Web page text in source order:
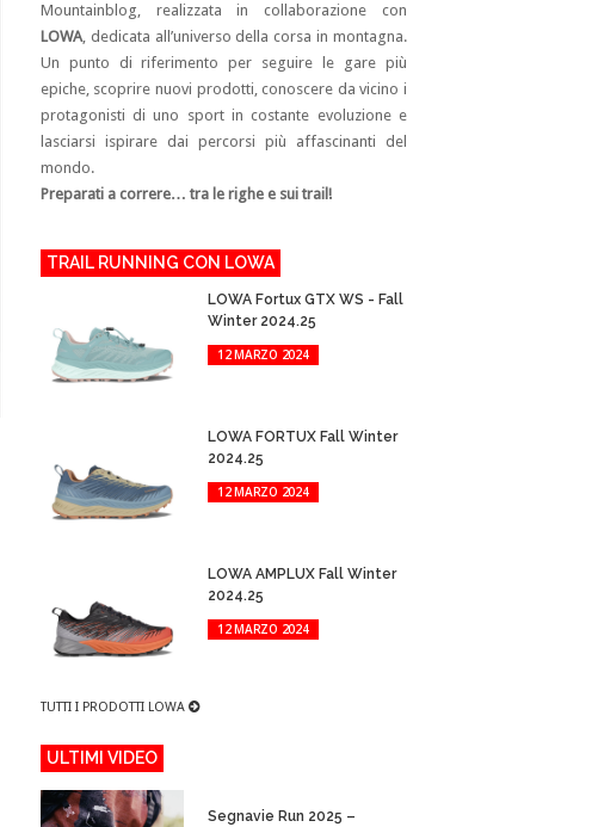
Mountainblog, realizzata in collaborazione con
LOWA, dedicata all’universo della corsa in montagna.
Un punto di riferimento per seguire le gare più
epiche, scoprire nuovi prodotti, conoscere da vicino i
protagonisti di uno sport in costante evoluzione e
lasciarsi ispirare dai percorsi più affascinanti del
mondo.
Preparati a correre… tra le righe e sui trail!
TRAIL RUNNING CON LOWA
LOWA Fortux GTX WS - Fall
Winter 2024.25
12 MARZO 2024
LOWA FORTUX Fall Winter
2024.25
12 MARZO 2024
LOWA AMPLUX Fall Winter
2024.25
12 MARZO 2024
TUTTI I PRODOTTI LOWA
ULTIMI VIDEO
Segnavie Run 2025 –